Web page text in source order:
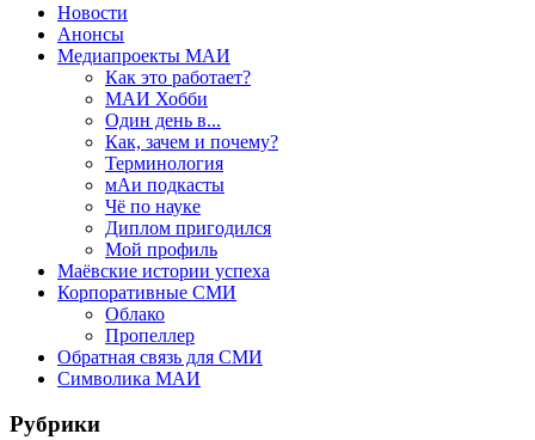
Новости
Анонсы
Медиапроекты МАИ
Как это работает?
МАИ Хобби
Один день в...
Как, зачем и почему?
Терминология
мАи подкасты
Чё по науке
Диплом пригодился
Мой профиль
Маёвские истории успеха
Корпоративные СМИ
Облако
Пропеллер
Обратная связь для СМИ
Символика МАИ
Рубрики